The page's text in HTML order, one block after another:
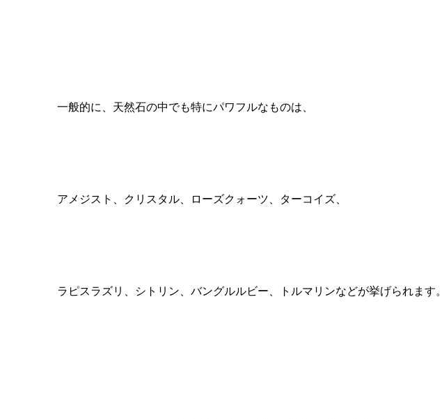
一般的に、 天然石の中でも特にパワフルなものは、
アメジスト、クリスタル、ローズクォーツ、ターコイズ、
ラピスラズリ、シトリン、 バングルルビー、トルマリンなどが挙げられます。